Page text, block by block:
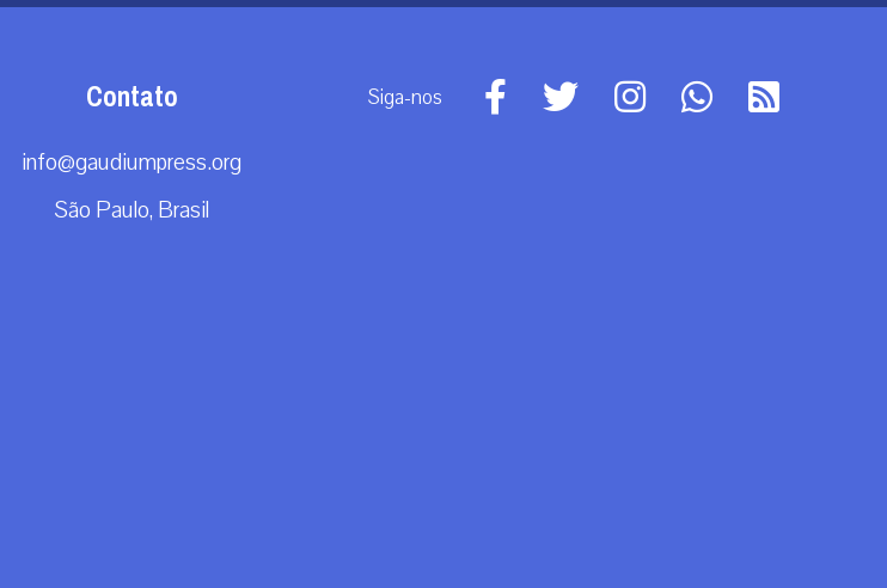
Contato
info@gaudiumpress.org
São Paulo, Brasil
Siga-nos